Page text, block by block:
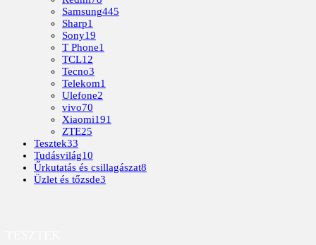
Samsung445
Sharp1
Sony19
T Phone1
TCL12
Tecno3
Telekom1
Ulefone2
vivo70
Xiaomi191
ZTE25
Tesztek33
Tudásvilág10
Űrkutatás és csillagászat8
Üzlet és tőzsde3